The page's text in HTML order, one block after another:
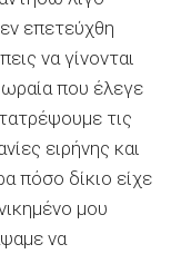
επετεύχθη
να γίνονται
που έλεγε
τις
ειρήνης και
πόσο δίκιο είχε
μου
να